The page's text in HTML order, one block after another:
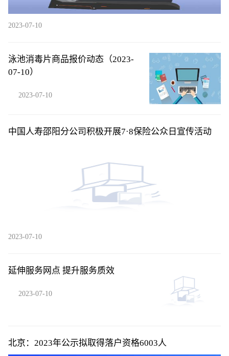
2023-07-10
泳池消毒片商品报价动态（2023-
07-10）
2023-07-10
中国人寿邵阳分公司积极开展7·8保险公众日宣传活动
2023-07-10
延伸服务网点 提升服务质效
2023-07-10
北京：2023年公示拟取得落户资格6003人